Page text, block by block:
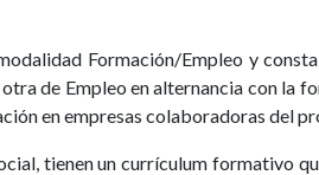
Formación/Empleo y consta
de Empleo en alternancia con la
en empresas colaboradoras del
tienen un currículum formativo